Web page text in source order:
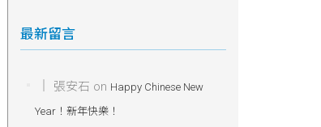
最新留言
張安石 on Happy Chinese New
Year！新年快樂！